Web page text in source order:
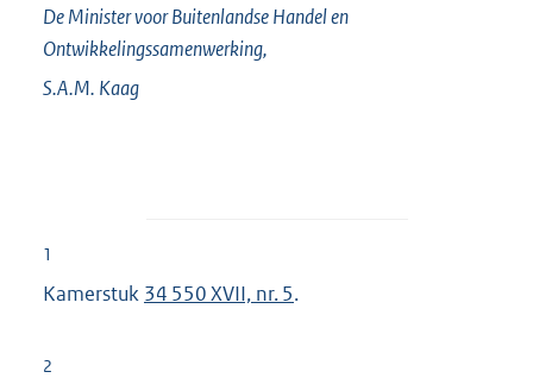
De Minister voor Buitenlandse Handel en
Ontwikkelingssamenwerking,
S.A.M. Kaag
1
Kamerstuk 34 550 XVII, nr. 5.
2